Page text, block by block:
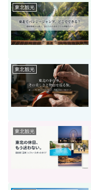
東北観光
東北観光
東北観光